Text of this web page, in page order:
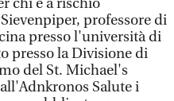
chi è a rischio
professore di
presso l'università di
presso la Divisione di
del St. Michael's
Salute i